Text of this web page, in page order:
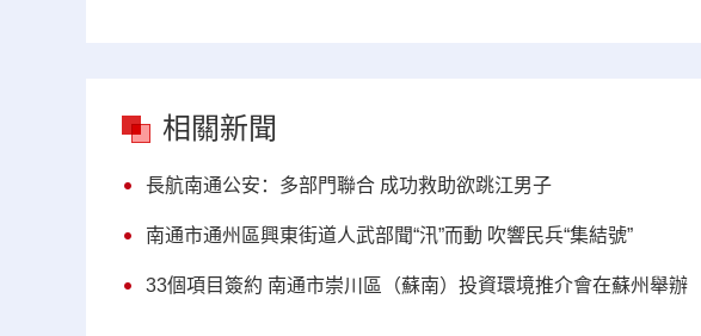
相關新聞
長航南通公安：多部門聯合 成功救助欲跳江男子
南通市通州區興東街道人武部聞“汛”而動 吹響民兵“集結號”
33個項目簽約 南通市崇川區（蘇南）投資環境推介會在蘇州舉辦